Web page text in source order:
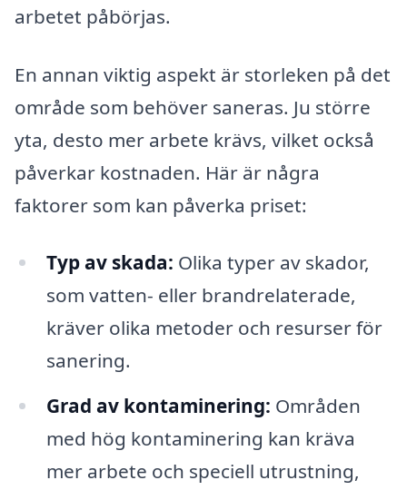
arbetet påbörjas.
En annan viktig aspekt är storleken på det
område som behöver saneras. Ju större
yta, desto mer arbete krävs, vilket också
påverkar kostnaden. Här är några
faktorer som kan påverka priset:
Typ av skada: Olika typer av skador,
som vatten- eller brandrelaterade,
kräver olika metoder och resurser för
sanering.
Grad av kontaminering: Områden
med hög kontaminering kan kräva
mer arbete och speciell utrustning,